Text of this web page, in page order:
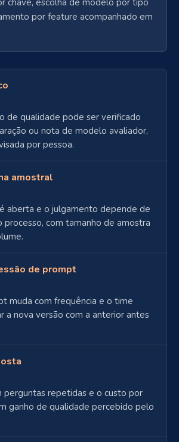
por feature acompanhado em
de qualidade pode ser verificado
ou nota de modelo avaliador,
por pessoa.
amostral
aberta e o julgamento depende de
processo, com tamanho de amostra
de prompt
muda com frequência e o time
a nova versão com a anterior antes
perguntas repetidas e o custo por
ganho de qualidade percebido pelo